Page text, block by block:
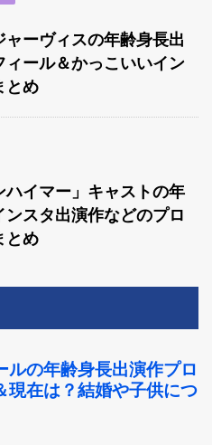
ャーヴィスの年齢身長出
ィール＆かっこいいイン
とめ
ハイマー」キャストの年
ンスタ出演作などのプロ
とめ